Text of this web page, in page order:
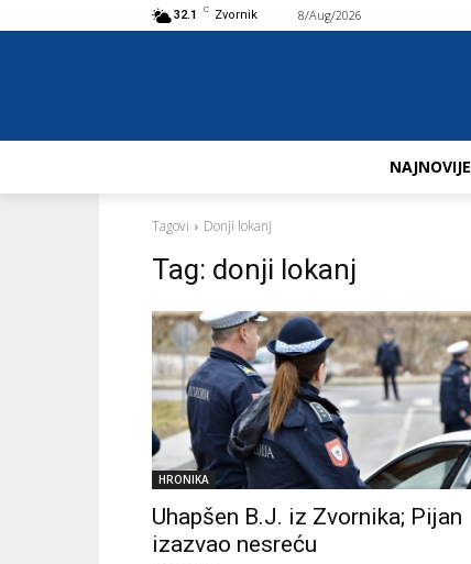
32.1 C Zvornik 8/Aug/2026
NAJNOVIJE
Tagovi Donji lokanj
Tag: donji lokanj
HRONIKA
Uhapšen B.J. iz Zvornika; Pijan
izazvao nesreću